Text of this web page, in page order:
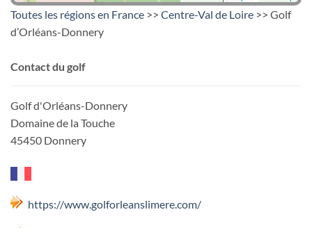
Toutes les régions en France >> Centre-Val de Loire >> Golf
d’Orléans-Donnery
Contact du golf
Golf d'Orléans-Donnery
Domaine de la Touche
45450 Donnery
https://www.golforleanslimere.com/